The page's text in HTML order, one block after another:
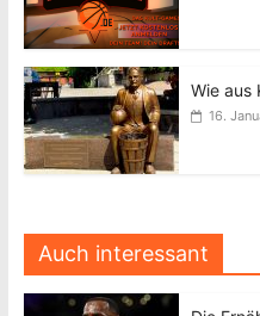
Wie aus
16.
Auch interessant